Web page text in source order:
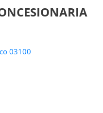
03100